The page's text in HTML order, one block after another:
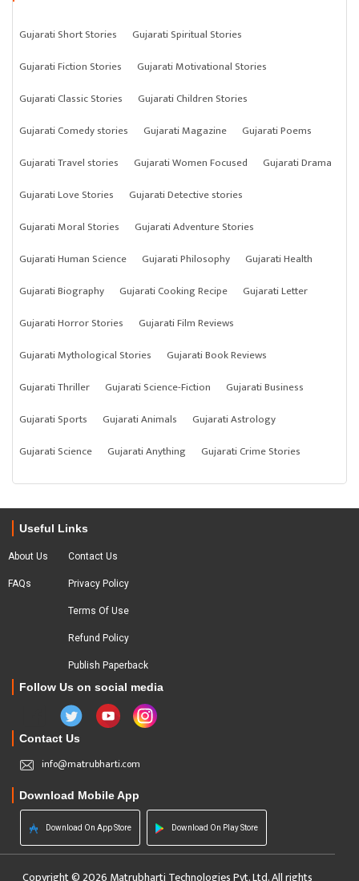
Gujarati Short Stories
Gujarati Spiritual Stories
Gujarati Fiction Stories
Gujarati Motivational Stories
Gujarati Classic Stories
Gujarati Children Stories
Gujarati Comedy stories
Gujarati Magazine
Gujarati Poems
Gujarati Travel stories
Gujarati Women Focused
Gujarati Drama
Gujarati Love Stories
Gujarati Detective stories
Gujarati Moral Stories
Gujarati Adventure Stories
Gujarati Human Science
Gujarati Philosophy
Gujarati Health
Gujarati Biography
Gujarati Cooking Recipe
Gujarati Letter
Gujarati Horror Stories
Gujarati Film Reviews
Gujarati Mythological Stories
Gujarati Book Reviews
Gujarati Thriller
Gujarati Science-Fiction
Gujarati Business
Gujarati Sports
Gujarati Animals
Gujarati Astrology
Gujarati Science
Gujarati Anything Gujarati Crime Stories
Useful Links
About Us
FAQs
Contact Us
Privacy Policy
Terms Of Use
Refund Policy
Publish Paperback
Follow Us on social media
Contact Us
info@matrubharti.com
Download Mobile App
Download On App Store Download On Play Store